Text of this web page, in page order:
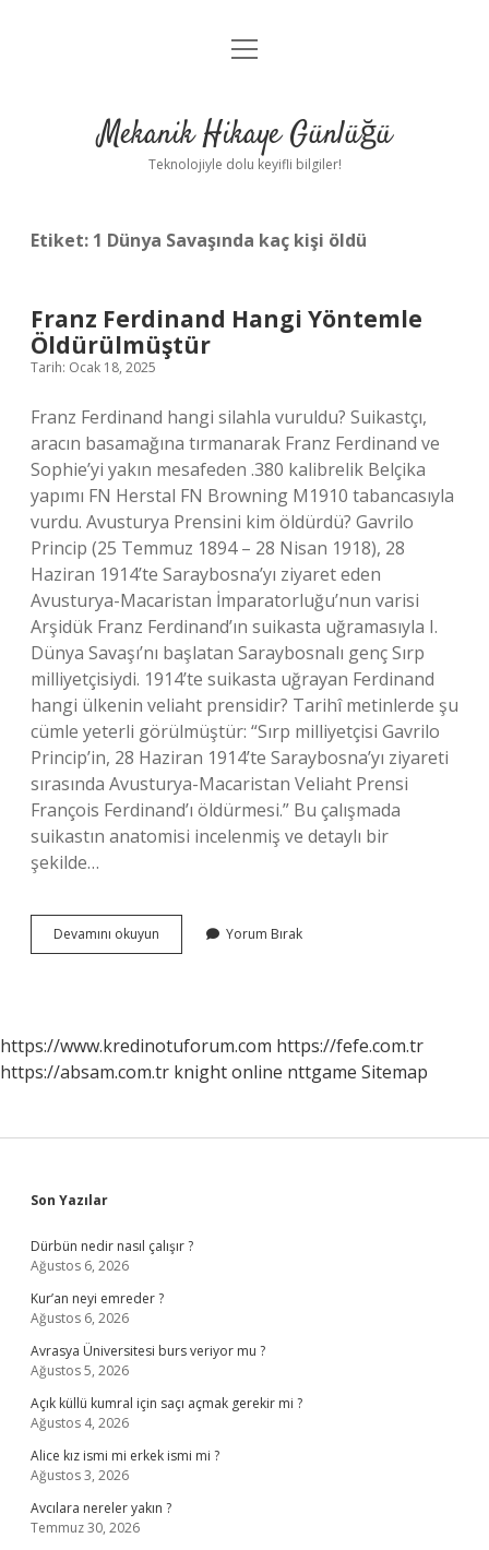
Anasayfa
Yasal Uyarı
menüyü
Mekanik Hikaye Günlüğü
Teknolojiyle dolu keyifli bilgiler!
Etiket: 1 Dünya Savaşında kaç kişi öldü
Franz Ferdinand Hangi Yöntemle
Öldürülmüştür
Tarih: Ocak 18, 2025
Franz Ferdinand hangi silahla vuruldu? Suikastçı,
aracın basamağına tırmanarak Franz Ferdinand ve
Sophie’yi yakın mesafeden .380 kalibrelik Belçika
yapımı FN Herstal FN Browning M1910 tabancasıyla
vurdu. Avusturya Prensini kim öldürdü? Gavrilo
Princip (25 Temmuz 1894 – 28 Nisan 1918), 28
Haziran 1914’te Saraybosna’yı ziyaret eden
Avusturya-Macaristan İmparatorluğu’nun varisi
Arşidük Franz Ferdinand’ın suikasta uğramasıyla I.
Dünya Savaşı’nı başlatan Saraybosnalı genç Sırp
milliyetçisiydi. 1914’te suikasta uğrayan Ferdinand
hangi ülkenin veliaht prensidir? Tarihî metinlerde şu
cümle yeterli görülmüştür: “Sırp milliyetçisi Gavrilo
Princip’in, 28 Haziran 1914’te Saraybosna’yı ziyareti
sırasında Avusturya-Macaristan Veliaht Prensi
François Ferdinand’ı öldürmesi.” Bu çalışmada
suikastın anatomisi incelenmiş ve detaylı bir
şekilde…
Devamını okuyun
Ferdinand
Yorum Bırak
https://www.kredinotuforum.com https://fefe.com.tr
https://absam.com.tr knight online nttgame Sitemap
Sidebar
Son Yazılar
Dürbün nedir nasıl çalışır ?
Ağustos 6, 2026
Kur’an neyi emreder ?
Ağustos 6, 2026
Avrasya Üniversitesi burs veriyor mu ?
Ağustos 5, 2026
Açık küllü kumral için saçı açmak gerekir mi ?
Ağustos 4, 2026
Alice kız ismi mi erkek ismi mi ?
Ağustos 3, 2026
Avcılara nereler yakın ?
Temmuz 30, 2026